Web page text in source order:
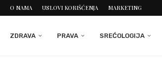
O NAMA USLOVI KORIŠĆENJA MARKETING
ZDRAVA PRAVA SREĆOLOGIJA